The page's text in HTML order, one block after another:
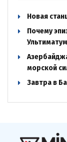
Новая
Почему
морской
Завтра в